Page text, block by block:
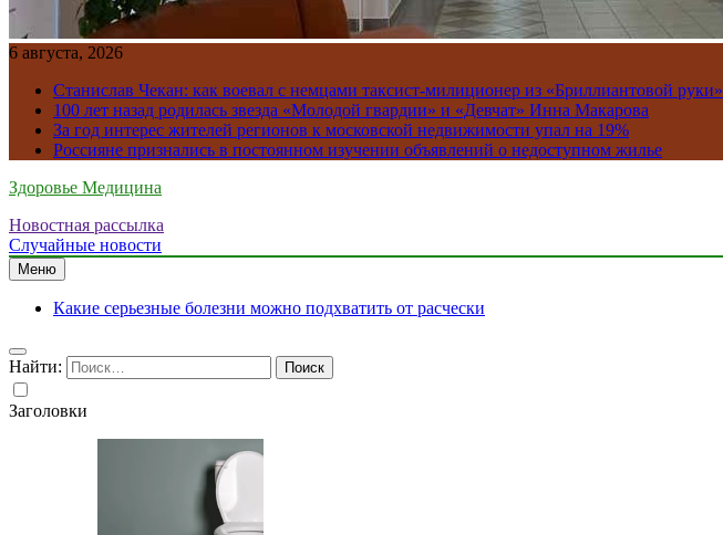
6 августа, 2026
Станислав Чекан: как воевал с немцами таксист-милиционер из «Бриллиантовой руки»
100 лет назад родилась звезда «Молодой гвардии» и «Девчат» Инна Макарова
За год интерес жителей регионов к московской недвижимости упал на 19%
Россияне признались в постоянном изучении объявлений о недоступном жилье
Здоровье Медицина
Новостная рассылка
Случайные новости
Меню
Какие серьезные болезни можно подхватить от расчески
Найти:
Заголовки